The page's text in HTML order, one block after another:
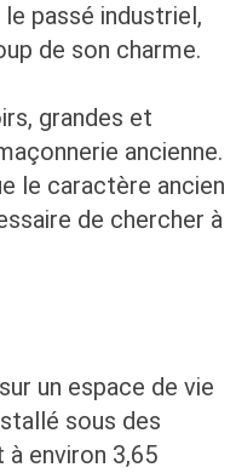
passé industriel,
de son charme.
grandes et
ancienne.
le caractère ancien
de chercher à
un espace de vie
sous des
environ 3,65